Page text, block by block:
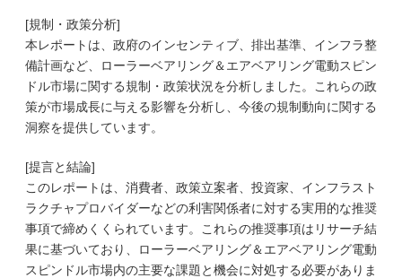
[規制・政策分析]
本レポートは、政府のインセンティブ、排出基準、インフラ整
備計画など、ローラーベアリング＆エアベアリング電動スピン
ドル市場に関する規制・政策状況を分析しました。これらの政
策が市場成長に与える影響を分析し、今後の規制動向に関する
洞察を提供しています。
[提言と結論]
このレポートは、消費者、政策立案者、投資家、インフラスト
ラクチャプロバイダーなどの利害関係者に対する実用的な推奨
事項で締めくくられています。これらの推奨事項はリサーチ結
果に基づいており、ローラーベアリング＆エアベアリング電動
スピンドル市場内の主要な課題と機会に対処する必要がありま